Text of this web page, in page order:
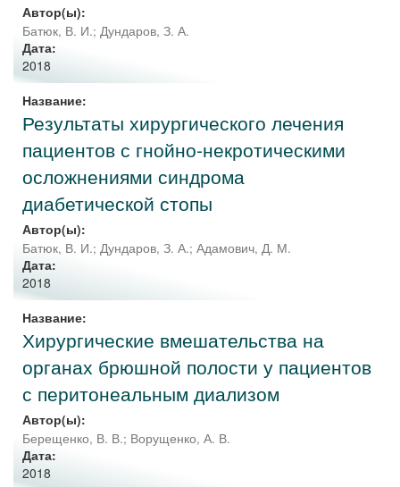
Автор(ы):
Батюк, В. И.; Дундаров, З. А.
Дата:
2018
Название:
Результаты хирургического лечения
пациентов с гнойно-некротическими
осложнениями синдрома
диабетической стопы
Автор(ы):
Батюк, В. И.; Дундаров, З. А.; Адамович, Д. М.
Дата:
2018
Название:
Хирургические вмешательства на
органах брюшной полости у пациентов
с перитонеальным диализом
Автор(ы):
Берещенко, В. В.; Ворущенко, А. В.
Дата:
2018